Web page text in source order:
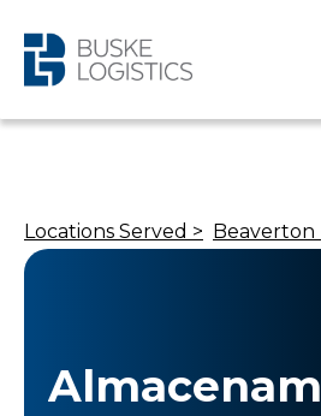
Locations Served > Beaverton